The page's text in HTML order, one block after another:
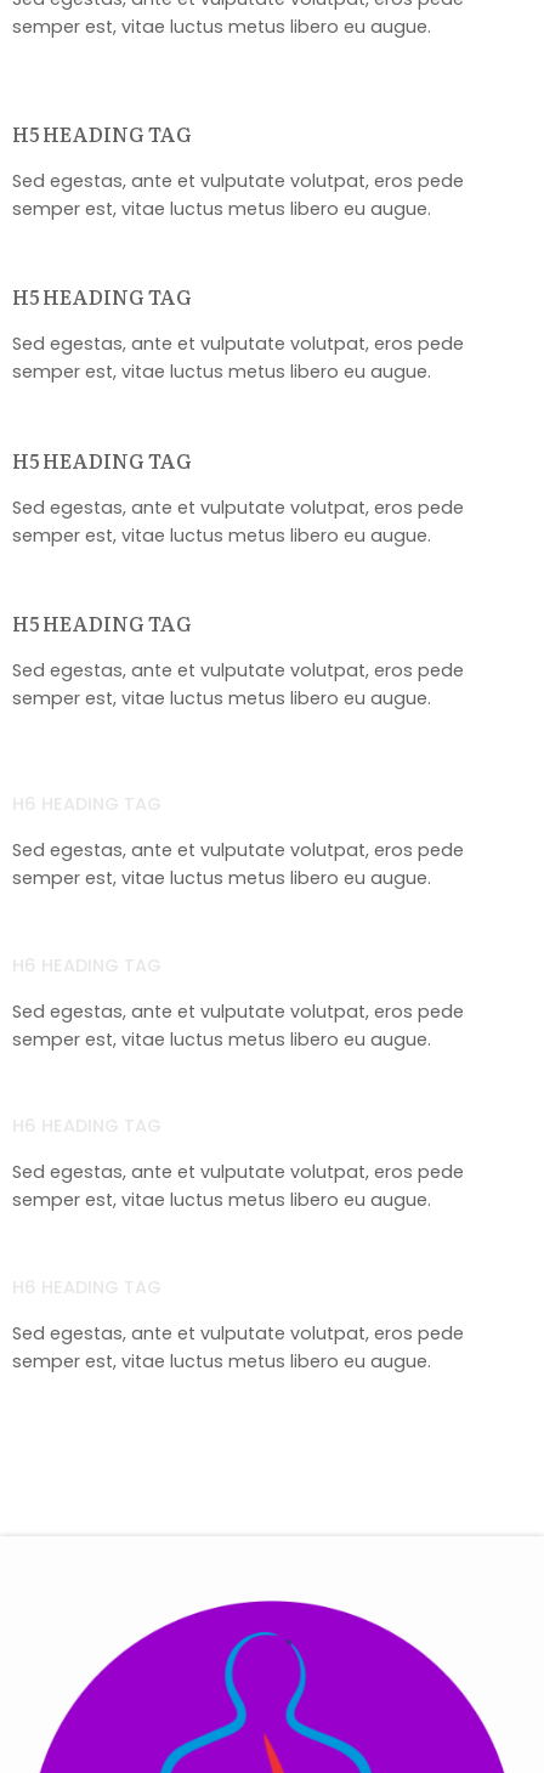
semper est, vitae luctus metus libero eu augue.
H5 HEADING TAG
Sed egestas, ante et vulputate volutpat, eros pede
semper est, vitae luctus metus libero eu augue.
H5 HEADING TAG
Sed egestas, ante et vulputate volutpat, eros pede
semper est, vitae luctus metus libero eu augue.
H5 HEADING TAG
Sed egestas, ante et vulputate volutpat, eros pede
semper est, vitae luctus metus libero eu augue.
H5 HEADING TAG
Sed egestas, ante et vulputate volutpat, eros pede
semper est, vitae luctus metus libero eu augue.
H6 HEADING TAG
Sed egestas, ante et vulputate volutpat, eros pede
semper est, vitae luctus metus libero eu augue.
H6 HEADING TAG
Sed egestas, ante et vulputate volutpat, eros pede
semper est, vitae luctus metus libero eu augue.
H6 HEADING TAG
Sed egestas, ante et vulputate volutpat, eros pede
semper est, vitae luctus metus libero eu augue.
H6 HEADING TAG
Sed egestas, ante et vulputate volutpat, eros pede
semper est, vitae luctus metus libero eu augue.